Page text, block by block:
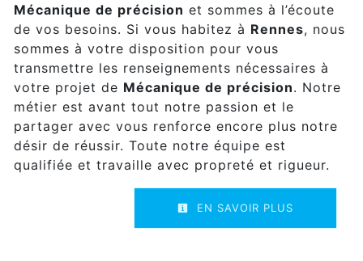
Mécanique de précision et sommes à l’écoute
de vos besoins. Si vous habitez à Rennes, nous
sommes à votre disposition pour vous
transmettre les renseignements nécessaires à
votre projet de Mécanique de précision. Notre
métier est avant tout notre passion et le
partager avec vous renforce encore plus notre
désir de réussir. Toute notre équipe est
qualifiée et travaille avec propreté et rigueur.
EN SAVOIR PLUS